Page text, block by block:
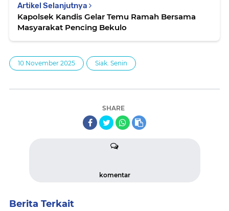
Artikel Selanjutnya
Kapolsek Kandis Gelar Temu Ramah Bersama
Masyarakat Pencing Bekulo
10 November 2025 Siak. Senin
SHARE
komentar
Berita Terkait